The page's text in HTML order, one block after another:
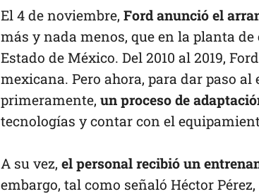
El 4 de noviembre, Ford anunció el
más y nada menos, que en la planta
Estado de México. Del 2010 al 2019,
mexicana. Pero ahora, para dar paso
primeramente, un proceso de
tecnologías y contar con el
A su vez, el personal recibió un
embargo, tal como señaló Héctor